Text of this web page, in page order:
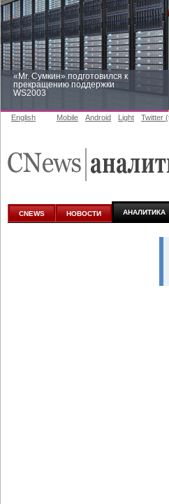
«Mr. Сумкин» подготовился к
прекращению поддержки
WS2003
аналитике
English Mobile Android Light Twitter
CNEWS НОВОСТИ АНАЛИТИКА